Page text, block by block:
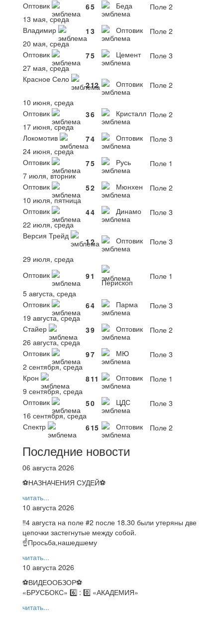
Оптовик
65 Беда
Поле 2
13 мая, среда
Владимир
1 3 Оптовик
Поле 2
20 мая, среда
Оптовик
75 Цемент
Поле 3
27 мая, среда
Красное Село
212 Оптовик
Поле 2
10 июня, среда
Оптовик
36 Кристалл Поле 2
17 июня, среда
Локомотив
74 Оптовик
Поле 3
24 июня, среда
Оптовик
75 Русь
Поле 1
7 июля, вторник
Оптовик
52 Мюнхен
Поле 2
10 июля, пятница
Оптовик
44 Динамо
Поле 3
22 июля, среда
Версия Трейд
12 Оптовик
Поле 3
29 июля, среда
Оптовик
91
Перископ
Поле 1
5 августа, среда
Оптовик
64 Парма
Поле 3
19 августа, среда
Стайер
39 Оптовик
Поле 2
26 августа, среда
Оптовик
97 МЮ
Поле 3
2 сентября, среда
Крон
811 Оптовик
Поле 1
9 сентября, среда
Оптовик
50 ЦДС
Поле 3
16 сентября, среда
Спектр
615 Оптовик Поле 2
Последние новости
06 августа 2026
⚽НАЗНАЧЕНИЯ СУДЕЙ⚽
читать...
10 августа 2026
‼4 августа на поле #2 после 18.30 были утеряны две
цепочки застегнутые между собой.
☝Просьба,нашедшему
читать...
10 августа 2026
⚽️ВИДЕООБЗОР⚽️
«БРУСБОКС» 6️⃣ : 0️⃣ «АКАДЕМИЯ»
читать...